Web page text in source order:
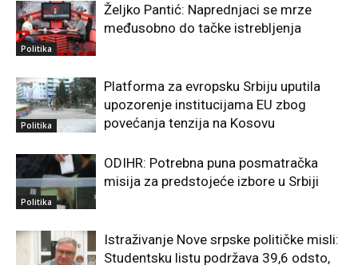
Politika
Željko Pantić: Naprednjaci se mrze
međusobno do tačke istrebljenja
Politika
Platforma za evropsku Srbiju uputila
upozorenje institucijama EU zbog
povećanja tenzija na Kosovu
Politika
ODIHR: Potrebna puna posmatračka
misija za predstojeće izbore u Srbiji
Istraživanje Nove srpske političke misli:
Studentsku listu podržava 39,6 odsto,